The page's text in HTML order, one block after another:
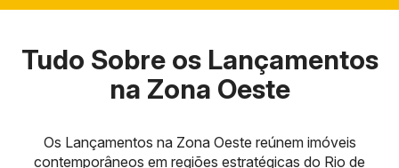
Tudo Sobre os Lançamentos
na Zona Oeste
Os Lançamentos na Zona Oeste reúnem imóveis
contemporâneos em regiões estratégicas do Rio de